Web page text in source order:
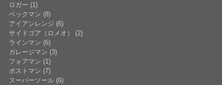
ロガー (1)
ベックマン (8)
アイアンレンジ (6)
サイドゴア（ロメオ） (2)
ラインマン (6)
ガレージマン (3)
フォアマン (1)
ポストマン (7)
スーパーソール (6)